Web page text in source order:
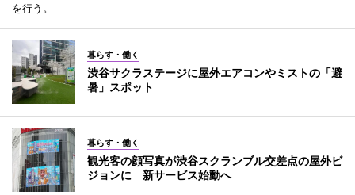
を行う。
暮らす・働く
渋谷サクラステージに屋外エアコンやミストの「避
暑」スポット
暮らす・働く
観光客の顔写真が渋谷スクランブル交差点の屋外ビ
ジョンに 新サービス始動へ